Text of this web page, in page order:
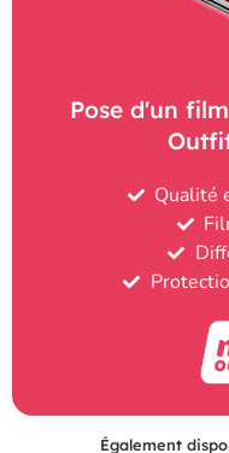
Pose d'un
Qualité
Également